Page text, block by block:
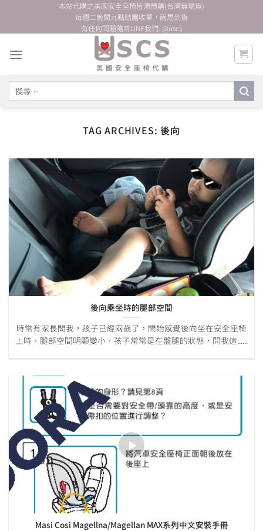
content
本站代購之美國安全座椅皆須預購(台灣無現貨)
每週二晚間九點結團收單，兩周到貨
有任何問題隨時LINE我們: @uscs
TAG ARCHIVES:後向
後向乘坐時的腿部空間
時常有家長問我，孩子已經兩歲了，開始感覺後向坐在安全座椅
上時，腿部空間明顯變小，孩子常常是在盤腿的狀態，問我這......
Masi Cosi Magellna/Magellan MAX系列中文安裝手冊